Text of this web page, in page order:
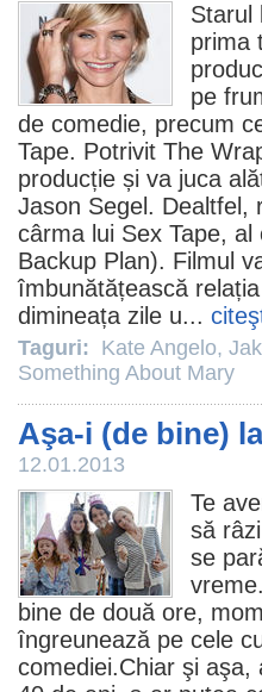
Starul
prima
pe
de comedie, precum
Tape. Potrivit The
producție și va juca
Jason Segel . Dealtfel,
cârma lui Sex Tape,
Backup Plan). Filmul
îmbunătățească
dimineața zile u...
Taguri: Kate Angelo,
Something About Mary
Aşa-i (de bine)
12.01.2013
Te
să
se
bine de două ore,
îngreunează pe cele
comediei.Chiar şi